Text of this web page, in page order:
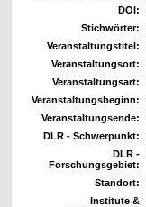
DOI:
Stichwörter:
Veranstaltungstitel:
Veranstaltungsort:
Veranstaltungsart:
Veranstaltungsbeginn:
Veranstaltungsende:
DLR - Schwerpunkt:
DLR -
Forschungsgebiet:
Standort:
Institute &